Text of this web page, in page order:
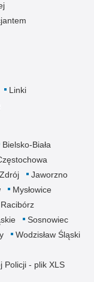
Linki
Bielsko-Biała
Jaworzno
Mysłowice
Racibórz
Sosnowiec
Wodzisław Śląski
Policji - plik XLS